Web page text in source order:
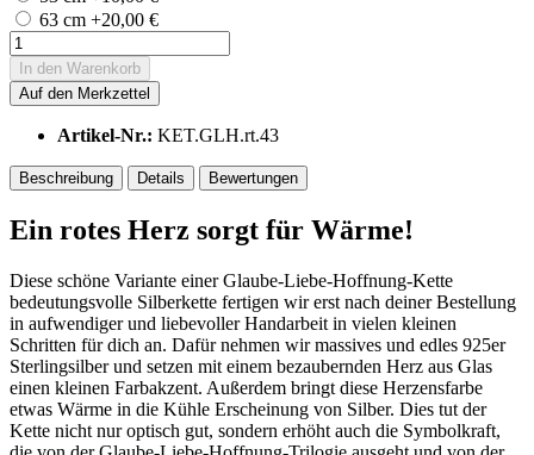
63 cm +20,00 €
In den Warenkorb
Auf den Merkzettel
Artikel-Nr.: KET.GLH.rt.43
Beschreibung Details Bewertungen
Ein rotes Herz sorgt für Wärme!
Diese schöne Variante einer Glaube-Liebe-Hoffnung-Kette
bedeutungsvolle Silberkette fertigen wir erst nach deiner Bestellung
in aufwendiger und liebevoller Handarbeit in vielen kleinen
Schritten für dich an. Dafür nehmen wir massives und edles 925er
Sterlingsilber und setzen mit einem bezaubernden Herz aus Glas
einen kleinen Farbakzent. Außerdem bringt diese Herzensfarbe
etwas Wärme in die Kühle Erscheinung von Silber. Dies tut der
Kette nicht nur optisch gut, sondern erhöht auch die Symbolkraft,